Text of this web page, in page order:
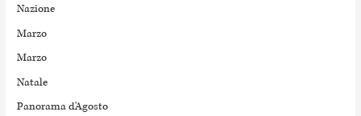
Nazione
Marzo
Marzo
Natale
Panorama d'Agosto